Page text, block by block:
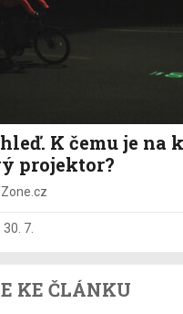
K čemu je na
projektor?
30. 7.
KE ČLÁNKU